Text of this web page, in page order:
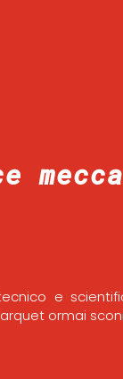
e
ormai